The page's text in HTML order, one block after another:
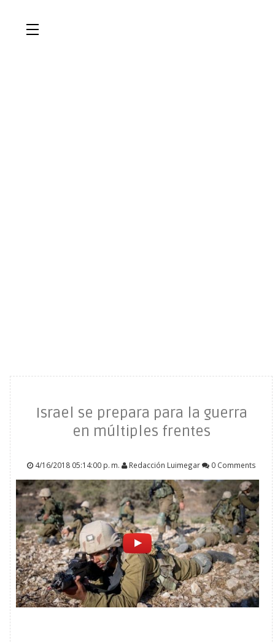
Israel se prepara para la guerra
en múltiples frentes
4/16/2018 05:14:00 p. m. Redacción Luimegar 0 Comments